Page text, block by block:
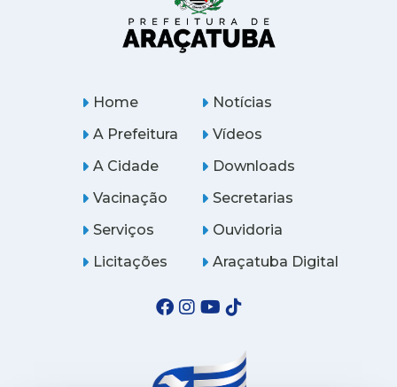
Home
A Prefeitura
A Cidade
Notícias
Vídeos
Downloads
Vacinação
Serviços
Licitações
Secretarias
Ouvidoria
Araçatuba Digital